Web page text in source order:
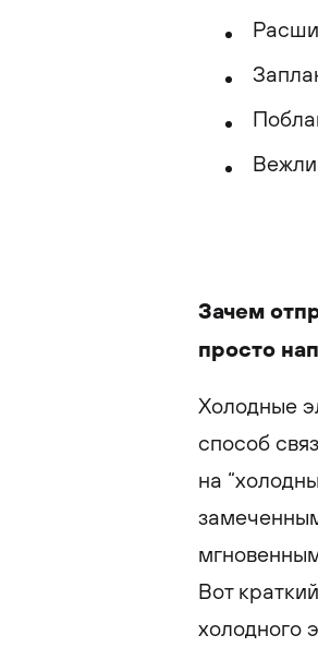
Зачем
просто
Холодные
способ
на
Вот
холодного